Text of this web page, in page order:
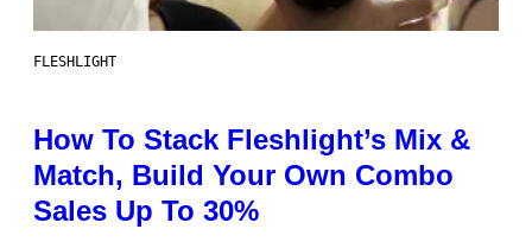
FLESHLIGHT
How To Stack Fleshlight’s Mix &
Match, Build Your Own Combo
Sales Up To 30%